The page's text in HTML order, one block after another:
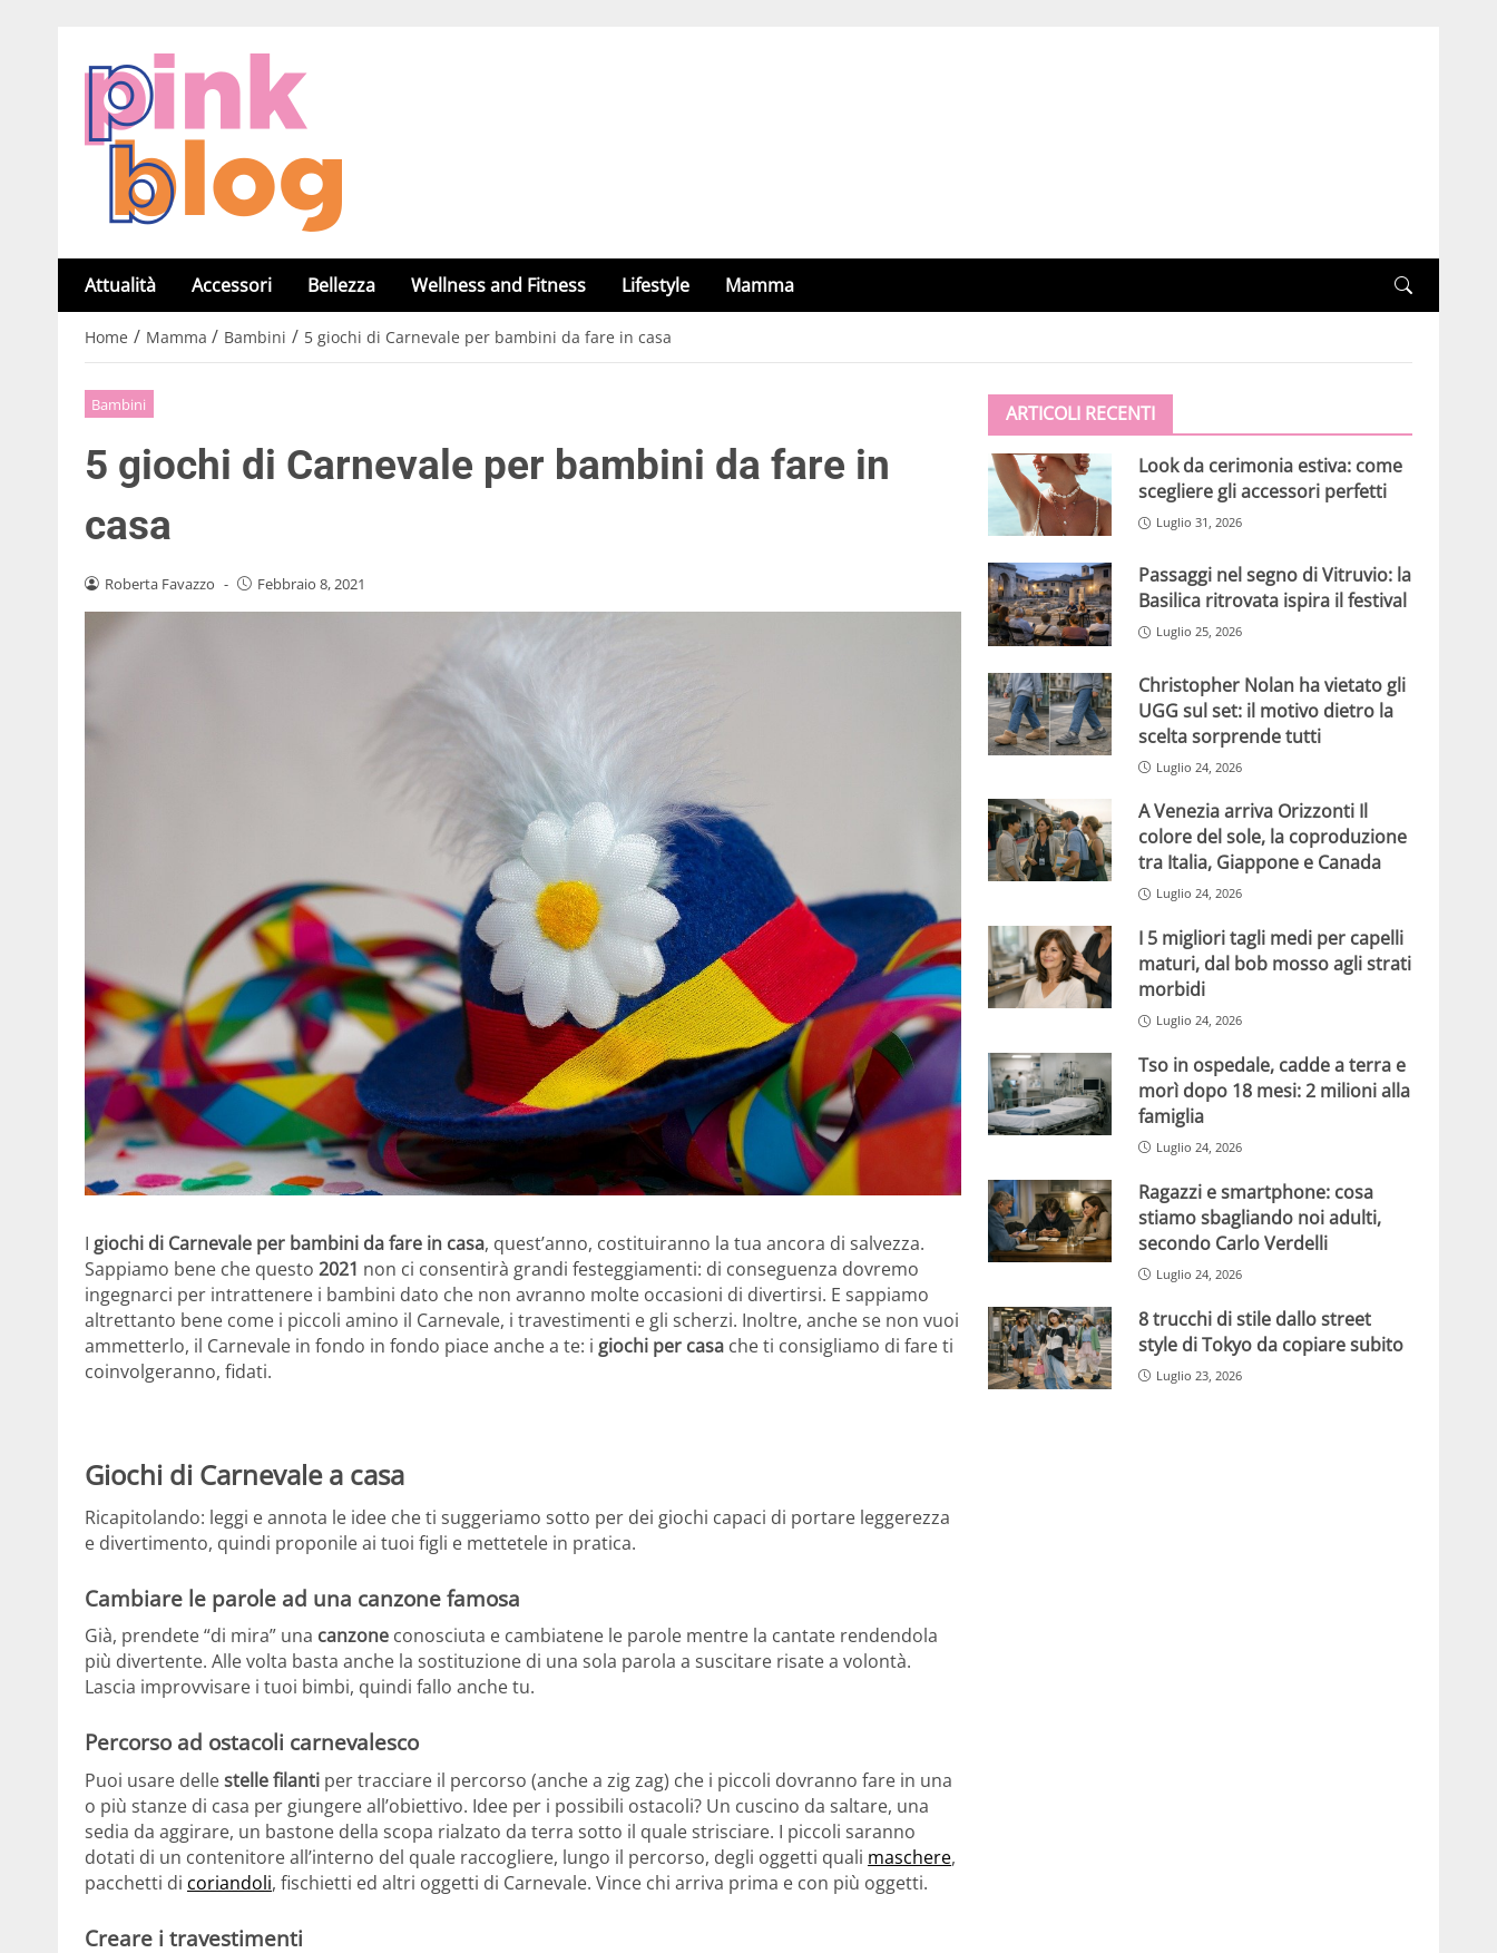
Attualità Accessori Bellezza Wellness and Fitness Lifestyle Mamma
Home / Mamma / Bambini / 5 giochi di Carnevale per bambini da fare in casa
Bambini
5 giochi di Carnevale per bambini da fare in
casa
Roberta Favazzo - Febbraio 8, 2021
I giochi di Carnevale per bambini da fare in casa, quest’anno, costituiranno la tua ancora di salvezza.
Sappiamo bene che questo 2021 non ci consentirà grandi festeggiamenti: di conseguenza dovremo
ingegnarci per intrattenere i bambini dato che non avranno molte occasioni di divertirsi. E sappiamo
altrettanto bene come i piccoli amino il Carnevale, i travestimenti e gli scherzi. Inoltre, anche se non vuoi
ammetterlo, il Carnevale in fondo in fondo piace anche a te: i giochi per casa che ti consigliamo di fare ti
coinvolgeranno, fidati.
Giochi di Carnevale a casa
Ricapitolando: leggi e annota le idee che ti suggeriamo sotto per dei giochi capaci di portare leggerezza
e divertimento, quindi proponile ai tuoi figli e mettetele in pratica.
Cambiare le parole ad una canzone famosa
Già, prendete “di mira” una canzone conosciuta e cambiatene le parole mentre la cantate rendendola
più divertente. Alle volta basta anche la sostituzione di una sola parola a suscitare risate a volontà.
Lascia improvvisare i tuoi bimbi, quindi fallo anche tu.
Percorso ad ostacoli carnevalesco
Puoi usare dellestelle filanti per tracciare il percorso (anche a zig zag) che i piccoli dovranno fare in una
o più stanze di casa per giungere all’obiettivo. Idee per i possibili ostacoli? Un cuscino da saltare, una
sedia da aggirare, un bastone della scopa rialzato da terra sotto il quale strisciare. I piccoli saranno
dotati di un contenitore all’interno del quale raccogliere, lungo il percorso, degli oggetti quali maschere,
pacchetti di coriandoli, fischietti ed altri oggetti di Carnevale. Vince chi arriva prima e con più oggetti.
Creare i travestimenti
ARTICOLI RECENTI
Look da cerimonia estiva: come
scegliere gli accessori perfetti
Luglio 31, 2026
Passaggi nel segno di Vitruvio: la
Basilica ritrovata ispira il festival
Luglio 25, 2026
Christopher Nolan ha vietato gli
UGG sul set: il motivo dietro la
scelta sorprende tutti
Luglio 24, 2026
A Venezia arriva Orizzonti Il
colore del sole, la coproduzione
tra Italia, Giappone e Canada
Luglio 24, 2026
I 5 migliori tagli medi per capelli
maturi, dal bob mosso agli strati
morbidi
Luglio 24, 2026
Tso in ospedale, cadde a terra e
morì dopo 18 mesi: 2 milioni alla
famiglia
Luglio 24, 2026
Ragazzi e smartphone: cosa
stiamo sbagliando noi adulti,
secondo Carlo Verdelli
Luglio 24, 2026
8 trucchi di stile dallo street
style di Tokyo da copiare subito
Luglio 23, 2026